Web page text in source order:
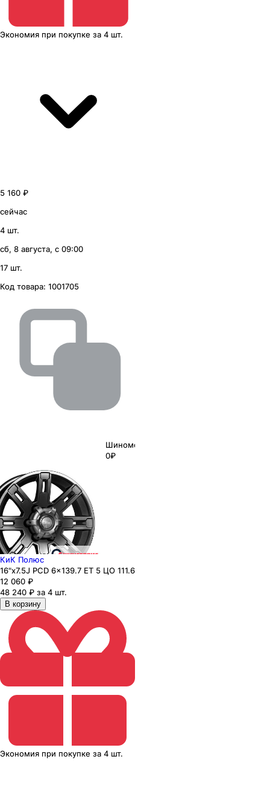
Экономия при покупке за 4 шт.
5 160 ₽
сейчас
4 шт.
сб, 8 августа, с 09:00
17 шт.
Код товара: 1001705
Шиномонтаж
0₽
КиК Полюс
16"x7.5J PCD 6x139.7 ЕТ 5 ЦО 111.6
12 060 ₽
48 240 ₽ за 4 шт.
В корзину
Экономия при покупке за 4 шт.